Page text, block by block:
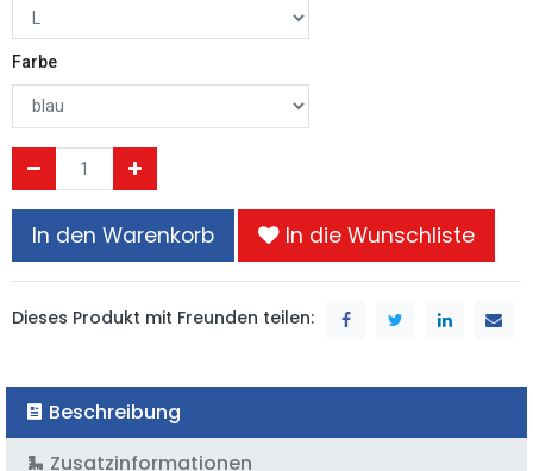
Farbe
In den Warenkorb In die Wunschliste
Dieses Produkt mit Freunden teilen:
Beschreibung
Zusatzinformationen